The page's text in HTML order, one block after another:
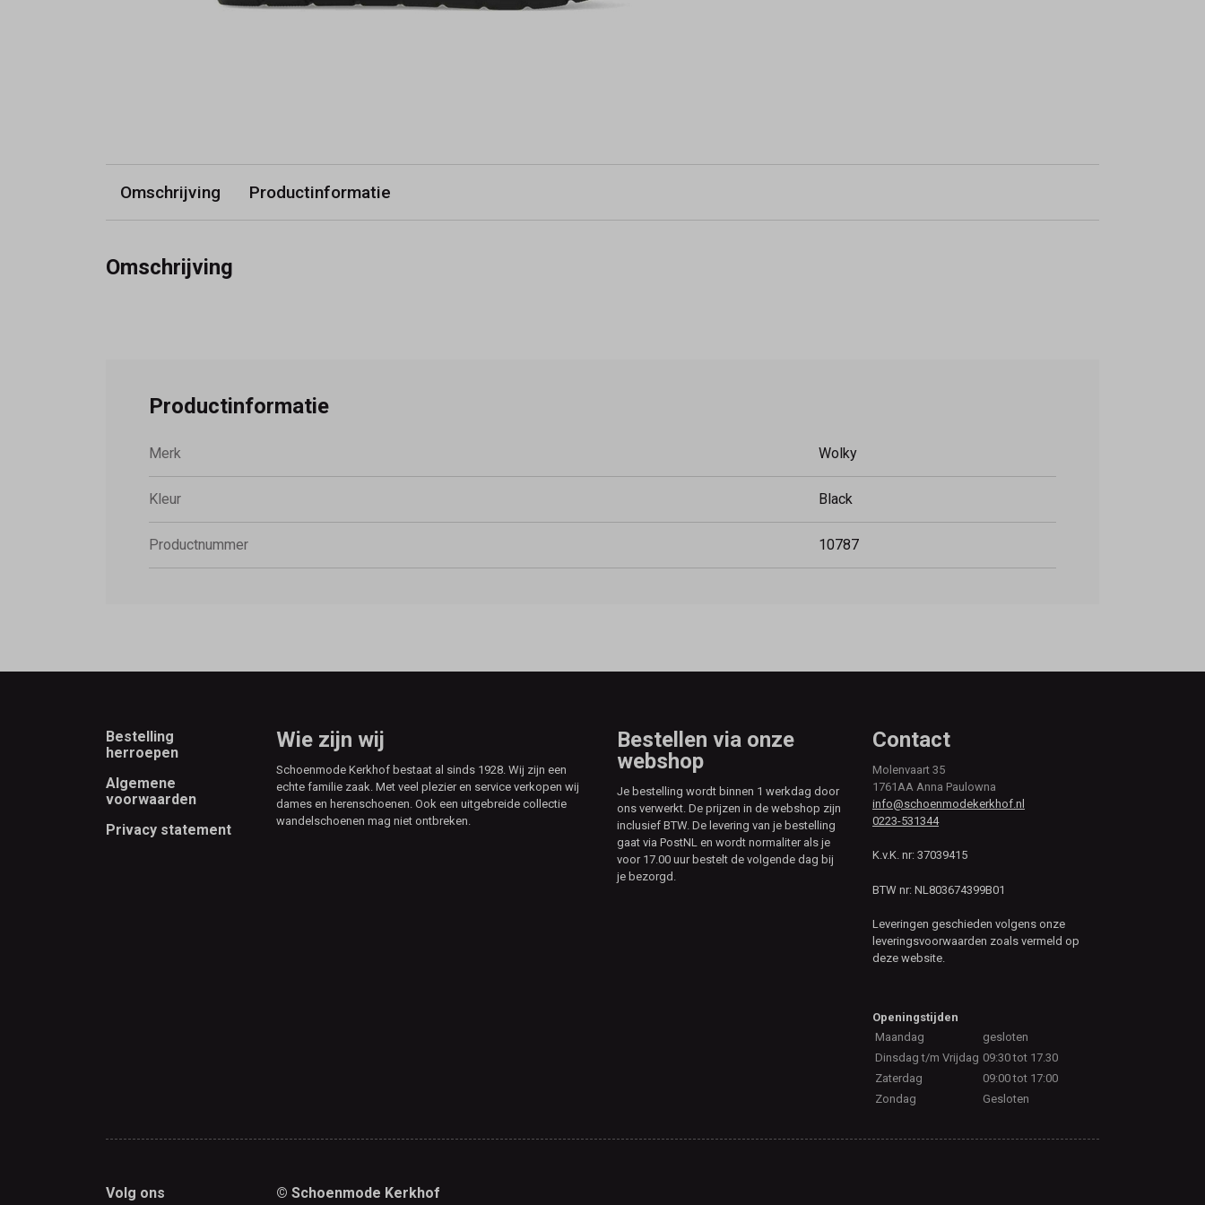
Omschrijving Productinformatie
Omschrijving
Productinformatie
Merk Wolky
Kleur Black
Productnummer 10787
Footer
Bestelling
herroepen
Algemene
voorwaarden
Privacy statement
Wie zijn wij
Schoenmode Kerkhof bestaat al sinds 1928. Wij zijn een
echte familie zaak. Met veel plezier en service verkopen wij
dames en herenschoenen. Ook een uitgebreide collectie
wandelschoenen mag niet ontbreken.
Bestellen via onze
webshop
Je bestelling wordt binnen 1 werkdag door
ons verwerkt. De prijzen in de webshop zijn
inclusief BTW. De levering van je bestelling
gaat via PostNL en wordt normaliter als je
voor 17.00 uur bestelt de volgende dag bij
je bezorgd.
Contact
Molenvaart 35
1761AA Anna Paulowna
info@schoenmodekerkhof.nl
0223-531344
K.v.K. nr: 37039415
BTW nr: NL803674399B01
Leveringen geschieden volgens onze
leveringsvoorwaarden zoals vermeld op
deze website.
Openingstijden
Maandag
gesloten
Dinsdag t/m Vrijdag 09:30 tot 17.30
Zaterdag
09:00 tot 17:00
Zondag
Gesloten
Volg ons © Schoenmode Kerkhof